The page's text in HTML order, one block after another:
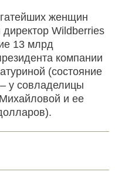
женщин
Wildberries
13 млрд
компании
(состояние
у совладелицы
и ее